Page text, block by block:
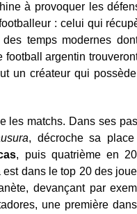
à provoquer les
: celui qui
temps modernes
football argentin
un créateur qui
les matchs. Dans ses
, décroche sa place
, puis quatrième en
dans le top 20 des
devançant par
une première